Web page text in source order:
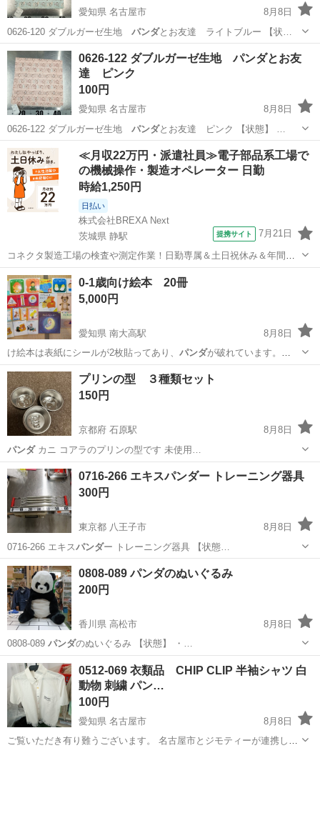
愛知県 名古屋市
8月8日
0626-120 ダブルガーゼ生地 パンダ とお友達 ライトブルー 【状…
愛知 名古屋市 ファブリック、カバー リユース
0626-122 ダブルガーゼ生地 パンダとお友
達 ピンク
100円
愛知県 名古屋市
8月8日
0626-122 ダブルガーゼ生地 パンダ とお友達 ピンク 【状態】 …
愛知 名古屋市 ファブリック、カバー リユース
≪月収22万円・派遣社員≫電子部品系工場で
の機械操作・製造オペレーター 日勤
時給1,250円
日払い
株式会社BREXA Next
茨城県 静駅
提携サイト 7月21日
コネクタ製造工場の検査や測定作業！日勤専属＆土日祝休み＆年間休
日128日★クリーンルーム内作業★マイカー通勤OK＆無料駐車場あり
★就業先食堂利用可！日払い制度あり！《茨城県常陸大宮市》 人気の
工場のお仕事 ◇コネクタ製造工...
茨城 常陸大宮市 静駅 その他
0-1歳向け絵本 20冊
5,000円
愛知県 南大高駅
8月8日
け絵本は表紙にシールが2枚貼ってあり、 パンダが破れています。
「コロちゃんはどこ？…
愛知 名古屋市 南大高駅 絵本 1歳
プリンの型 ３種類セット
150円
京都府 石原駅
8月8日
パンダカニ コアラのプリンの型です 未使用…
京都 福知山市 調理器具
0716-266 エキスパンダー トレーニング器具
300円
東京都 八王子市
8月8日
0716-266 エキスパンダ ー トレーニング器具 【状態…
東京 八王子市 フィットネス、トレーニング
エキスパンダー
0808-089 パンダのぬいぐるみ
200円
香川県 高松市
8月8日
0808-089 パンダ のぬいぐるみ 【状態】 ・…
香川 高松市 パンダ
0512-069 衣類品 CHIP CLIP 半袖シャツ 白
動物 刺繍 パン…
100円
愛知県 名古屋市
8月8日
ご覧いただき有り難うございます。 名古屋市とジモティーが連携して